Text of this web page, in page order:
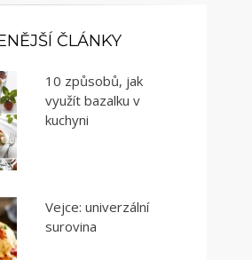
ČLÁNKY
10 způsobů, jak
využít bazalku v
kuchyni
Vejce: univerzální
surovina